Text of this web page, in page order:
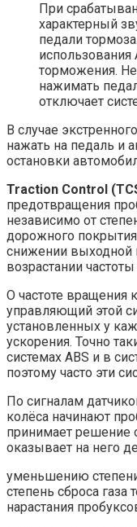
При
характерный
педали
использования
торможения.
нажимать
отключает
В случае
нажать на педаль и
остановки
Traction Control
предотвращения
независимо от
дорожного
снижении выходной
возрастании
О частоте вращения
управляющий этой
установленных у
ускорения. Точно
системах ABS и в
поэтому часто эти
По сигналам
колёса начинают
принимает решение
оказывает на него
уменьшению
степень сброса
нарастания